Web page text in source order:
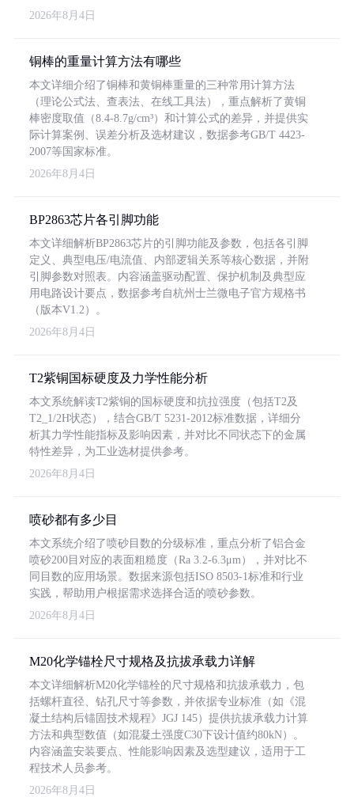
2026年8月4日
铜棒的重量计算方法有哪些
本文详细介绍了铜棒和黄铜棒重量的三种常用计算方法
（理论公式法、查表法、在线工具法），重点解析了黄铜
棒密度取值（8.4-8.7g/cm³）和计算公式的差异，并提供实
际计算案例、误差分析及选材建议，数据参考GB/T 4423-
2007等国家标准。
2026年8月4日
BP2863芯片各引脚功能
本文详细解析BP2863芯片的引脚功能及参数，包括各引脚
定义、典型电压/电流值、内部逻辑关系等核心数据，并附
引脚参数对照表。内容涵盖驱动配置、保护机制及典型应
用电路设计要点，数据参考自杭州士兰微电子官方规格书
（版本V1.2）。
2026年8月4日
T2紫铜国标硬度及力学性能分析
本文系统解读T2紫铜的国标硬度和抗拉强度（包括T2及
T2_1/2H状态），结合GB/T 5231-2012标准数据，详细分
析其力学性能指标及影响因素，并对比不同状态下的金属
特性差异，为工业选材提供参考。
2026年8月4日
喷砂都有多少目
本文系统介绍了喷砂目数的分级标准，重点分析了铝合金
喷砂200目对应的表面粗糙度（Ra 3.2-6.3μm），并对比不
同目数的应用场景。数据来源包括ISO 8503-1标准和行业
实践，帮助用户根据需求选择合适的喷砂参数。
2026年8月4日
M20化学锚栓尺寸规格及抗拔承载力详解
本文详细解析M20化学锚栓的尺寸规格和抗拔承载力，包
括螺杆直径、钻孔尺寸等参数，并依据专业标准（如《混
凝土结构后锚固技术规程》JGJ 145）提供抗拔承载力计算
方法和典型数值（如混凝土强度C30下设计值约80kN）。
内容涵盖安装要点、性能影响因素及选型建议，适用于工
程技术人员参考。
2026年8月4日